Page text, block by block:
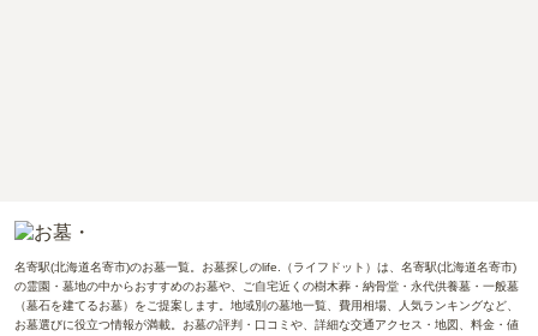
名寄駅(北海道名寄市)のお墓一覧。お墓探しのlife.（ライフドット）は、名寄駅(北海道名寄市)
の霊園・墓地の中からおすすめのお墓や、ご自宅近くの樹木葬・納骨堂・永代供養墓・一般墓
（墓石を建てるお墓）をご提案します。地域別の墓地一覧、費用相場、人気ランキングなど、
お墓選びに役立つ情報が満載。お墓の評判・口コミや、詳細な交通アクセス・地図、料金・値